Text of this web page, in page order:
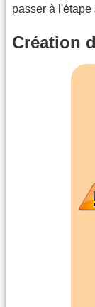
passer à l'étape
Création